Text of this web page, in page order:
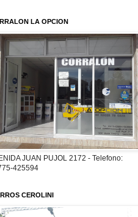
LA OPCION
JUAN PUJOL 2172 - Telefono:
425594
CEROLINI